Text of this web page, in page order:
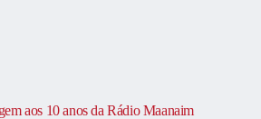
aos 10 anos da Rádio Maanaim